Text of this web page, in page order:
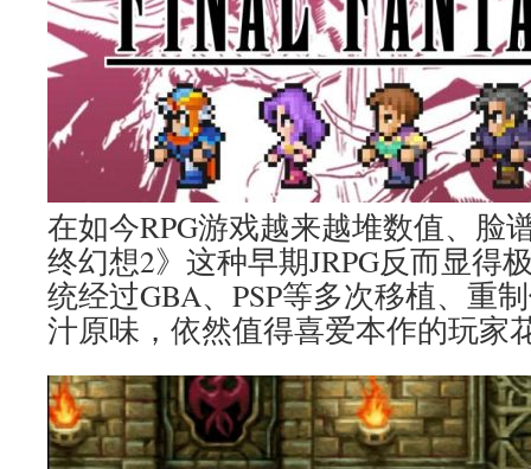
在如今RPG游戏越来越堆数值、脸
终幻想2》这种早期JRPG反而显得
统经过GBA、PSP等多次移植、重
汁原味，依然值得喜爱本作的玩家